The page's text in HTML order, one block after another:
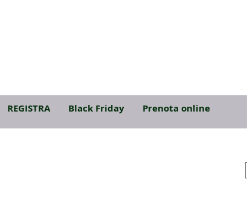
REGISTRA Black Friday Prenota online